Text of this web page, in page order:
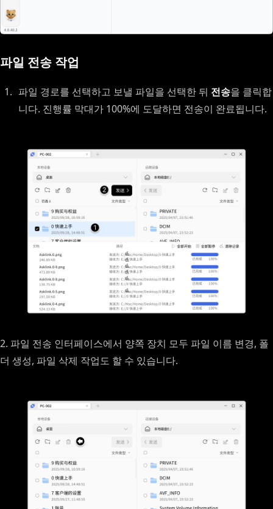
파일 전송 작업
파일 경로를 선택하고 보낼 파일을 선택한 뒤 전송을 클릭합
니다. 진행률 막대가 100%에 도달하면 전송이 완료됩니다.
2. 파일 전송 인터페이스에서 양쪽 장치 모두 파일 이름 변경, 폴
더 생성, 파일 삭제 작업도 할 수 있습니다.